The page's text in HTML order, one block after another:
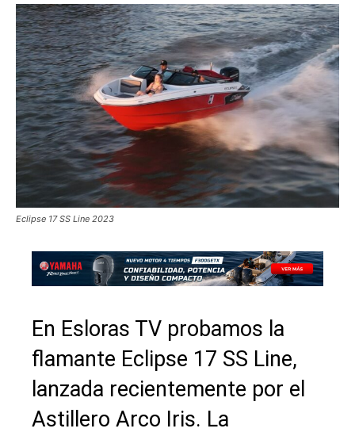
Eclipse 17 SS Line 2023
En Esloras TV probamos la
flamante Eclipse 17 SS Line,
lanzada recientemente por el
Astillero Arco Iris. La